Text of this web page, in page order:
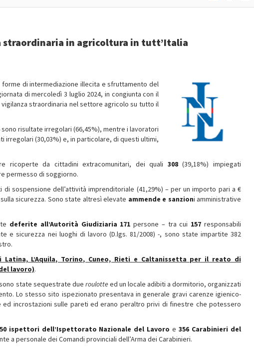
straordinaria in agricoltura in tutt’Italia
di intermediazione illecita e sfruttamento del
di mercoledì 3 luglio 2024, in congiunta con il
straordinaria nel settore agricolo su tutto il
sono risultate irregolari (66,45%), mentre i lavoratori
irregolari (30,03%) e, in particolare, di questi ultimi,
ricoperte da cittadini extracomunitari, dei quali 308(39,18%) impiegati
permesso di soggiorno.
di sospensione dell’attività imprenditoriale (41,29%) – per un importo pari a €
sicurezza. Sono state altresì elevate ammende e sanzioni amministrative
deferite all’Autorità Giudiziaria 171 persone – tra cui 157 responsabili
e sicurezza nei luoghi di lavoro (D.lgs. 81/2008) -, sono state impartite 382
L’Aquila, Torino, Cuneo, Rieti e Caltanissetta per il reato di
lavoro).
state sequestrate due roulotteed un locale adibiti a dormitorio, organizzati
Lo stesso sito ispezionato presentava in generale gravi carenze igienico-
incrostazioni sulle pareti ed erano peraltro privi di finestre che potessero
ispettori dell’Ispettorato Nazionale del Lavoroe 356 Carabinieri del
a personale dei Comandi provinciali dell’Arma dei Carabinieri.